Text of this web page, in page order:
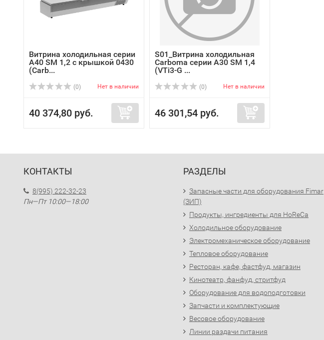
Витрина холодильная серии
A40 SM 1,2 с крышкой 0430
(Carb...
(0) Нет в наличии
40 374,80 руб.
S01_Витрина холодильная
Carboma серии A30 SM 1,4
(VTi3-G ...
(0) Нет в наличии
46 301,54 руб.
КОНТАКТЫ
8(995) 222-32-23
Пн—Пт 10:00—18:00
РАЗДЕЛЫ
Запасные части для оборудования Fimar
(ЗИП)
Продукты, ингредиенты для HoReCa
Холодильное оборудование
Электромеханическое оборудование
Тепловое оборудование
Ресторан, кафе, фастфуд, магазин
Кинотеатр, фанфуд, стритфуд
Оборудование для водоподготовки
Запчасти и комплектующие
Весовое оборудование
Линии раздачи питания